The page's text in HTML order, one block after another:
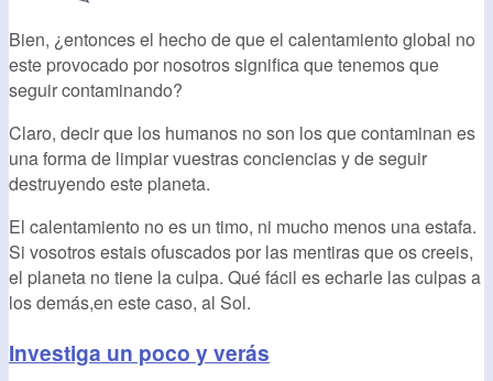
Bien, ¿entonces el hecho de que el calentamiento global no
este provocado por nosotros significa que tenemos que
seguir contaminando?
Claro, decir que los humanos no son los que contaminan es
una forma de limpiar vuestras conciencias y de seguir
destruyendo este planeta.
El calentamiento no es un timo, ni mucho menos una estafa.
Si vosotros estais ofuscados por las mentiras que os creeis,
el planeta no tiene la culpa. Qué fácil es echarle las culpas a
los demás,en este caso, al Sol.
Investiga un poco y verás